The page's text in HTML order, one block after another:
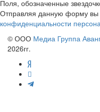
Поля, обозначенные
Отправляя данную форму вы
конфиденциальности
© ООО Медиа Группа
2026гг.